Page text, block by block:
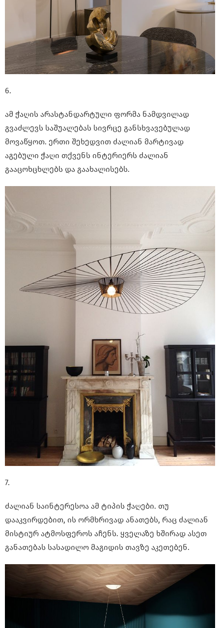
6.
ამ ჭაღის არასტანდარტული ფორმა ნამდვილად
გვაძლევს საშუალებას სივრცე განსხვავებულად
მოვაწყოთ. ერთი შეხედვით ძალიან მარტივად
აგებული ჭაღი თქვენს ინტერიერს ძალიან
გააცოხცხლებს და გაახალისებს.
7.
ძალიან საინტერესოა ამ ტიპის ჭაღები. თუ
დააკვირდებით, ის ორმხრივად ანათებს, რაც ძალიან
მისტიურ ატმოსფეროს აჩენს. ყველაზე ხშირად ასეთ
განათებას სასადილო მაგიდის თავზე აკეთებენ.